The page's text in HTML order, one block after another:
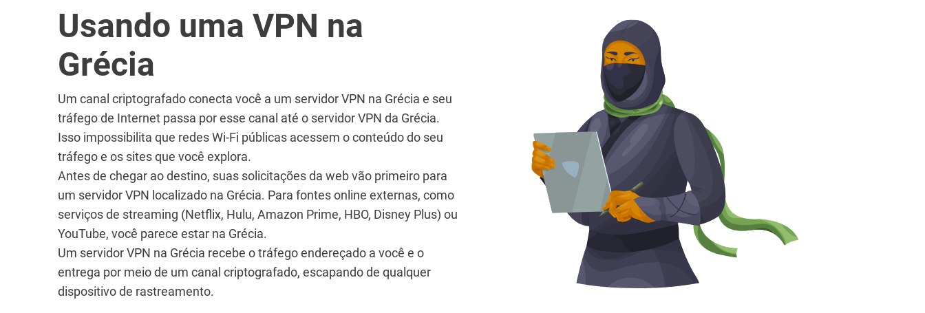
Usando uma VPN na
Grécia
Um canal criptografado conecta você a um servidor VPN na Grécia e seu
tráfego de Internet passa por esse canal até o servidor VPN da Grécia.
Isso impossibilita que redes Wi-Fi públicas acessem o conteúdo do seu
tráfego e os sites que você explora.
Antes de chegar ao destino, suas solicitações da web vão primeiro para
um servidor VPN localizado na Grécia. Para fontes online externas, como
serviços de streaming (Netflix, Hulu, Amazon Prime, HBO, Disney Plus) ou
YouTube, você parece estar na Grécia.
Um servidor VPN na Grécia recebe o tráfego endereçado a você e o
entrega por meio de um canal criptografado, escapando de qualquer
dispositivo de rastreamento.